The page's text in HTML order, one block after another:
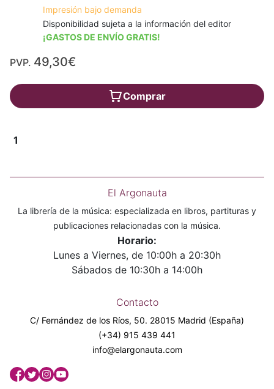
Impresión bajo demanda
Disponibilidad sujeta a la información del editor
¡GASTOS DE ENVÍO GRATIS!
PVP. 49,30€
Comprar
1
El Argonauta
La librería de la música: especializada en libros, partituras y
publicaciones relacionadas con la música.
Horario:
Lunes a Viernes, de 10:00h a 20:30h
Sábados de 10:30h a 14:00h
Contacto
C/ Fernández de los Ríos, 50. 28015 Madrid (España)
(+34) 915 439 441
info@elargonauta.com